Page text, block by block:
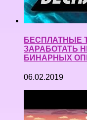
БЕСПЛАТНЫЕ
ЗАРАБОТАТЬ
БИНАРНЫХ
06.02.2019